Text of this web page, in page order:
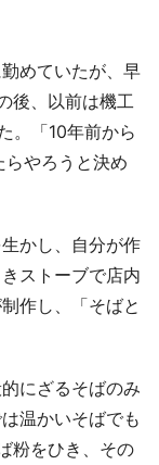
めていたが、早
後、以前は機工
。「10年前から
やろうと決め
かし、自分が作
ストーブで店内
作し、「そばと
にざるそばのみ
温かいそばでも
粉をひき、その